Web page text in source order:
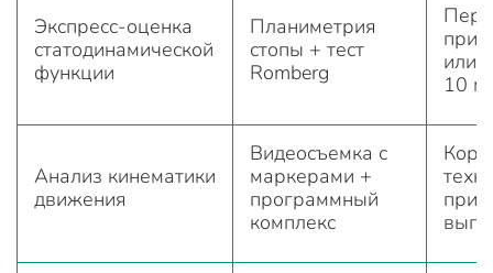
Экспресс-оценка
статодинамической
функции
Планиметрия
стопы + тест
Romberg
или
10
Анализ кинематики
движения
Видеосъемка с
маркерами +
программный
комплекс